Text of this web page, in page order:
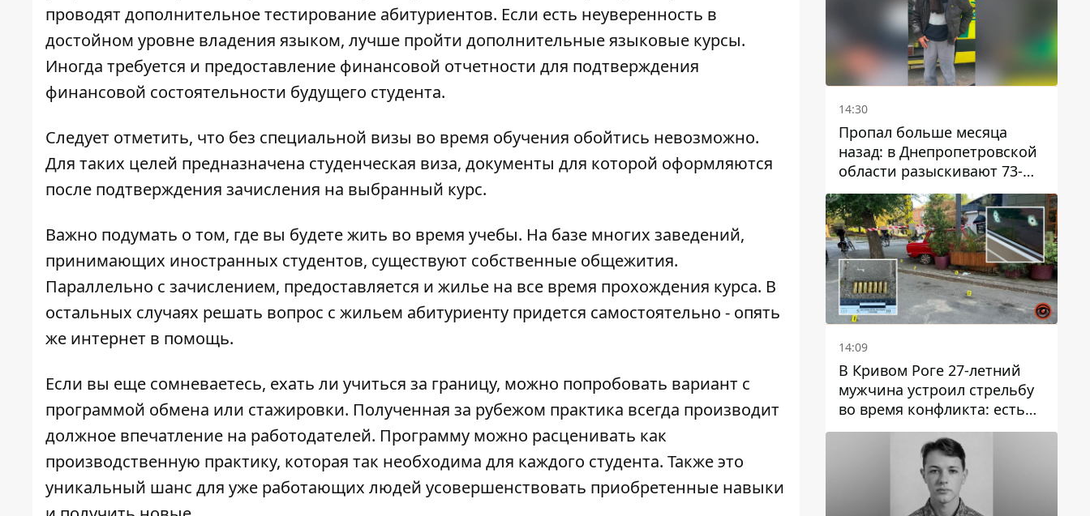
проводят дополнительное тестирование абитуриентов. Если есть неуверенность в
достойном уровне владения языком, лучше пройти дополнительные языковые курсы.
Иногда требуется и предоставление финансовой отчетности для подтверждения
финансовой состоятельности будущего студента.
Следует отметить, что без специальной визы во время обучения обойтись невозможно.
Для таких целей предназначена студенческая виза, документы для которой оформляются
после подтверждения зачисления на выбранный курс.
Важно подумать о том, где вы будете жить во время учебы. На базе многих заведений,
принимающих иностранных студентов, существуют собственные общежития.
Параллельно с зачислением, предоставляется и жилье на все время прохождения курса. В
остальных случаях решать вопрос с жильем абитуриенту придется самостоятельно - опять
же интернет в помощь.
Если вы еще сомневаетесь, ехать ли учиться за границу, можно попробовать вариант с
программой обмена или стажировки. Полученная за рубежом практика всегда производит
должное впечатление на работодателей. Программу можно расценивать как
производственную практику, которая так необходима для каждого студента. Также это
уникальный шанс для уже работающих людей усовершенствовать приобретенные навыки
14:30
Пропал больше месяца
назад: в Днепропетровской
области разыскивают 73-
летнего мужчину
14:09
В Кривом Роге 27-летний
мужчина устроил стрельбу
во время конфликта: есть
раненый